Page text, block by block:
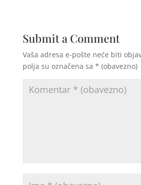
Submit a Comment
Vaša adresa e-pošte neće biti
polja su označena sa * (obavezno)